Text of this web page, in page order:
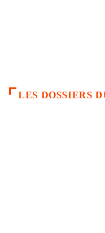
LES DOSSIERS